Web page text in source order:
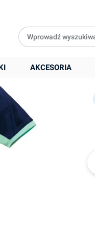
AKCESORIA